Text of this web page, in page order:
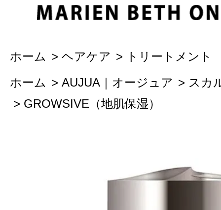
ホーム > ヘアケア > トリートメント
ホーム > AUJUA｜オージュア > スカ
> GROWSIVE（地肌保湿）